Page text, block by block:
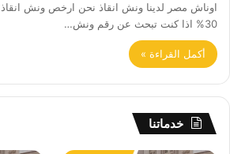
اوناش مصر لدينا ونش انقاذ نحن ارخص ونش
30% اذا كنت تبحث عن رقم ونش…
أكمل القراءة »
خدماتنا